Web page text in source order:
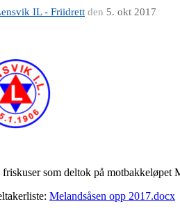
IL - Friidrett den 5. okt 2017
som deltok på motbakkeløpet
Melandsåsen opp 2017.docx